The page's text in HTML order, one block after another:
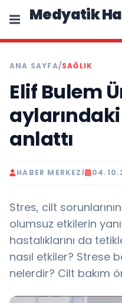
Medyatik
ANA SAYFA/SAĞLIK
Elif Bulem
anlattı
HABER MERKEZI
Stres, cilt
olumsuz etkilerin
hastalıklarını da
nasıl etkiler? Strese
nelerdir? Cilt bakım